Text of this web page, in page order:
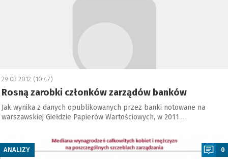
29.03.2012 (10:47)
Rosną zarobki członków zarządów banków
Jak wynika z danych opublikowanych przez banki notowane na
warszawskiej Giełdzie Papierów Wartościowych, w 2011 …
ANALIZY 0